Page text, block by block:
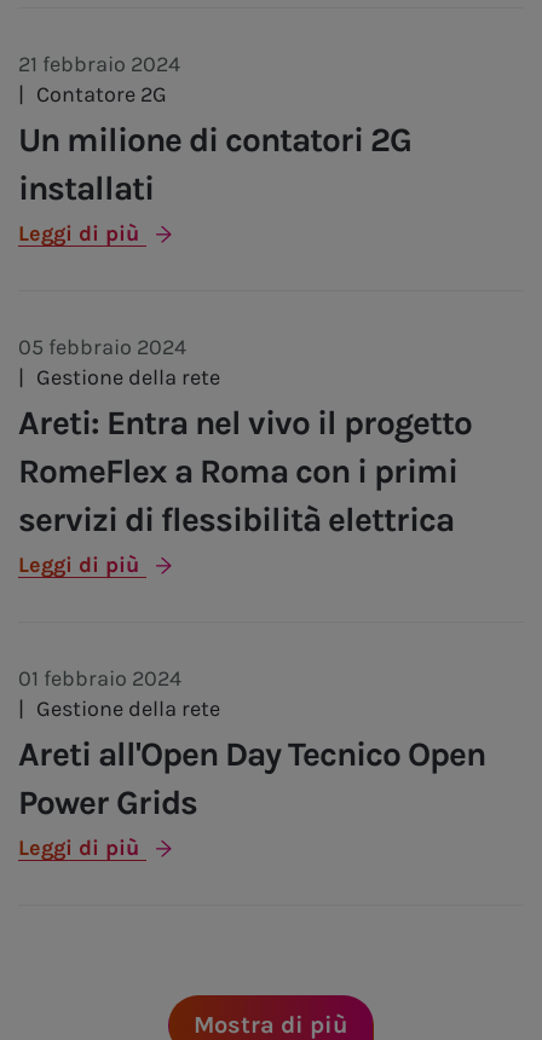
21 febbraio 2024
| Contatore 2G
Un milione di contatori 2G
installati
Leggi di più
05 febbraio 2024
| Gestione della rete
Areti: Entra nel vivo il progetto
RomeFlex a Roma con i primi
servizi di flessibilità elettrica
Leggi di più
01 febbraio 2024
| Gestione della rete
Areti all'Open Day Tecnico Open
Power Grids
Leggi di più
Mostra di più